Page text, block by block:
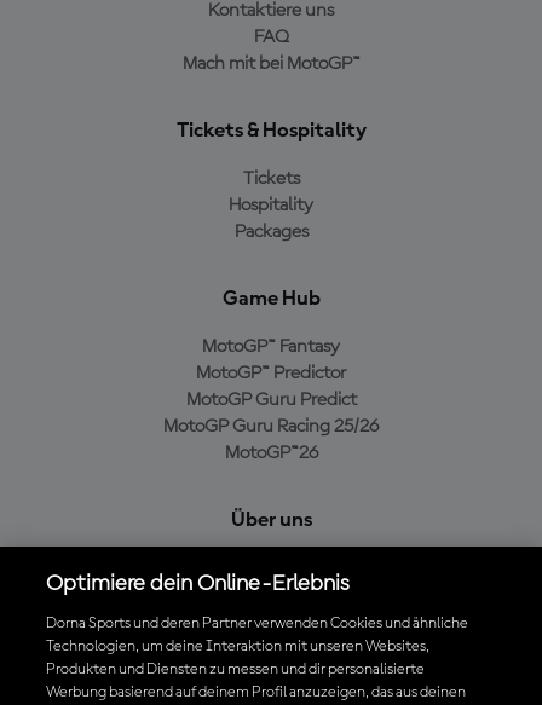
Kontaktiere uns
FAQ
Mach mit bei MotoGP™
Tickets & Hospitality
Tickets
Hospitality
Packages
Game Hub
MotoGP™ Fantasy
MotoGP™ Predictor
MotoGP Guru Predict
MotoGP Guru Racing 25/26
MotoGP™26
Über uns
Cookie-Richtlinien
Geschäftsbedingungen
Datenschutzrichtlinien
Kaufrichtlinie
Optimiere dein Online-Erlebnis
Dorna Sports und deren Partner verwenden Cookies und ähnliche
Technologien, um deine Interaktion mit unseren Websites,
Produkten und Diensten zu messen und dir personalisierte
Werbung basierend auf deinem Profil anzuzeigen, das aus deinen